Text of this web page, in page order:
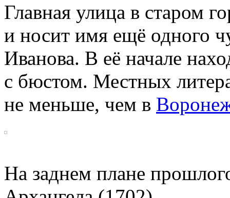
Главная улица в старом
и носит имя ещё одного
Иванова. В её начале
с бюстом. Местных
не меньше, чем в
На заднем плане